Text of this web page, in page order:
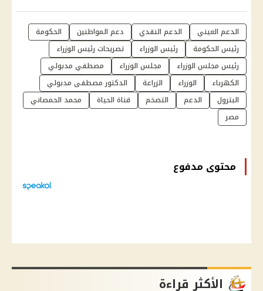
الدعم العيني الدعم النقدي دعم المواطنين
الحكومة
رئيس الحكومة
رئيس الوزراء
تصريحات رئيس الوزراء
رئيس مجلس الوزراء
مجلس الوزراء
مصطفي مدبولي
الكهرباء
الوزراء الزراعة
الدكتور مصطفى مدبولي
البترول
الدعم التضخم قناة الحياة
محمد الحمصاني
مصر
محتوى مدفوع
الأكثر قراءة